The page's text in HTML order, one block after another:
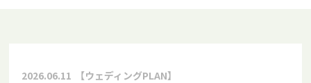
2026.06.11 【ウェディングPLAN】